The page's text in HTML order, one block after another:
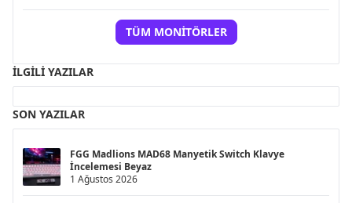
TÜM MONITÖRLER
İLGILI YAZILAR
SON YAZILAR
FGG Madlions MAD68 Manyetik Switch Klavye
İncelemesi Beyaz
1 Ağustos 2026